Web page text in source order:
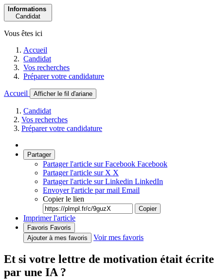
Informations
Candidat
Vous êtes ici
Accueil
Candidat
Vos recherches
Préparer votre candidature
Accueil Afficher le fil d'ariane
Candidat
Vos recherches
Préparer votre candidature
Partager
Partager l'article sur Facebook Facebook
Partager l'article sur X X
Partager l'article sur Linkedin LinkedIn
Envoyer l'article par mail Email
Copier le lien
Copier
Imprimer l'article
Favoris Favoris
Ajouter à mes favoris
Voir mes favoris
Et si votre lettre de motivation était écrite
par une IA ?